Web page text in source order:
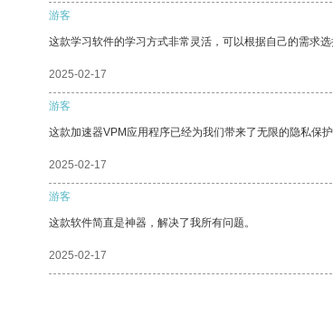
游客
这款学习软件的学习方式非常灵活，可以根据自己的需求
2025-02-17
游客
这款加速器VPM应用程序已经为我们带来了无限的隐私保护
2025-02-17
游客
这款软件简直是神器，解决了我所有问题。
2025-02-17